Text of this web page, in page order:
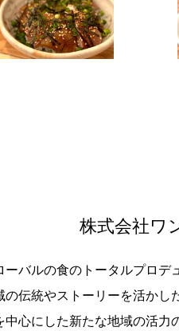
株式会社ワ
ーバルの食のトータルプロ
の伝統やストーリーを活かし
中心にした新たな地域の活力